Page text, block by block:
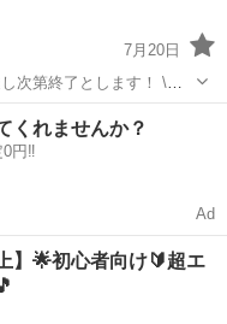
7月20日
第終了とします！ \肩
ピラティス
くれませんか？
円‼️
Ad
】🌟初心者向け🔰超エ